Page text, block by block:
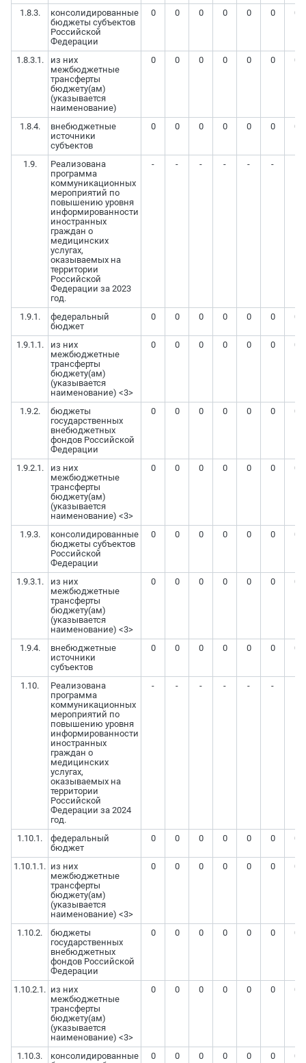
1.8.3.
консолидированные
бюджеты субъектов
Российской
Федерации
0 0 0 0 0 0 0
1.8.3.1.
из них
межбюджетные
трансферты
бюджету(ам)
(указывается
наименование)
0 0 0 0 0 0 0
1.8.4.
внебюджетные
источники
субъектов
0 0 0 0 0 0 0
1.9.
Реализована
программа
коммуникационных
мероприятий по
повышению уровня
информированности
иностранных
граждан о
медицинских
услугах,
оказываемых на
территории
Российской
Федерации за 2023
год.
- - - - - -
1.9.1.
федеральный
бюджет
0 0 0 0 0 0 0
1.9.1.1.
из них
межбюджетные
трансферты
бюджету(ам)
(указывается
наименование) <3>
0 0 0 0 0 0 0
1.9.2.
бюджеты
государственных
внебюджетных
фондов Российской
Федерации
0 0 0 0 0 0 0
1.9.2.1.
из них
межбюджетные
трансферты
бюджету(ам)
(указывается
наименование) <3>
0 0 0 0 0 0 0
1.9.3.
консолидированные
бюджеты субъектов
Российской
Федерации
0 0 0 0 0 0 0
1.9.3.1.
из них
межбюджетные
трансферты
бюджету(ам)
(указывается
наименование) <3>
0 0 0 0 0 0 0
1.9.4.
внебюджетные
источники
субъектов
0 0 0 0 0 0 0
1.10.
Реализована
программа
коммуникационных
мероприятий по
повышению уровня
информированности
иностранных
граждан о
медицинских
услугах,
оказываемых на
территории
Российской
Федерации за 2024
год.
- - - - - -
1.10.1.
федеральный
бюджет
0 0 0 0 0 0 0
1.10.1.1. из них
межбюджетные
трансферты
бюджету(ам)
(указывается
наименование) <3>
0 0 0 0 0 0 0
1.10.2.
бюджеты
государственных
внебюджетных
фондов Российской
Федерации
0 0 0 0 0 0 0
1.10.2.1. из них
межбюджетные
трансферты
бюджету(ам)
(указывается
наименование) <3>
0 0 0 0 0 0 0
1.10.3.
консолидированные
0 0 0 0 0 0 0